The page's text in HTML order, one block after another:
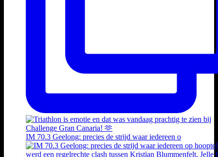
IM 70.3 Geelong: precies de strijd waar iedereen o